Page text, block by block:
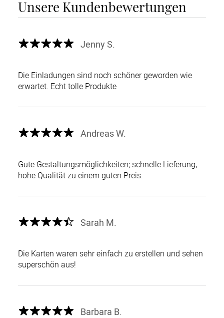
Unsere Kundenbewertungen
Jenny S.
Die Einladungen sind noch schöner geworden wie
erwartet. Echt tolle Produkte
Andreas W.
Gute Gestaltungsmöglichkeiten; schnelle Lieferung,
hohe Qualität zu einem guten Preis.
Sarah M.
Die Karten waren sehr einfach zu erstellen und sehen
superschön aus!
Barbara B.